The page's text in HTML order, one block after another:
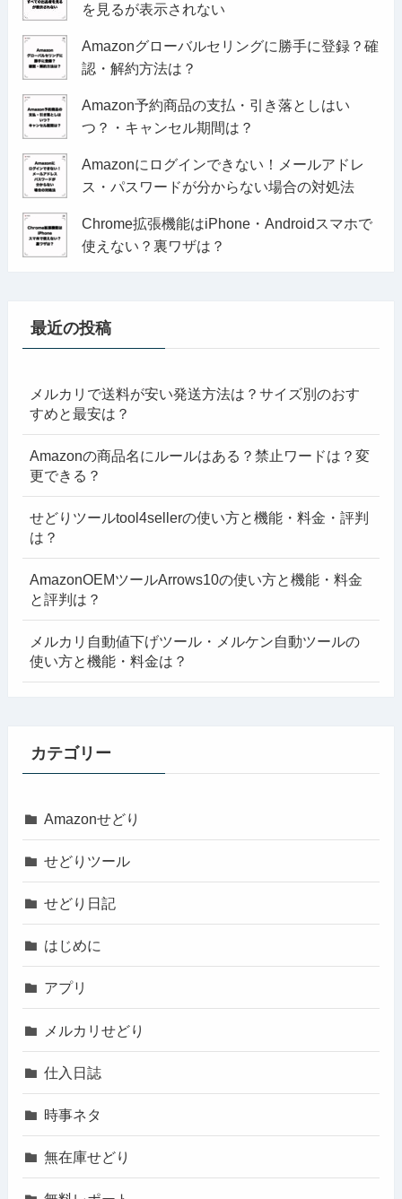
を見るが表示されない
Amazonグローバルセリングに勝手に登録？確
認・解約方法は？
Amazon予約商品の支払・引き落としはい
つ？・キャンセル期間は？
Amazonにログインできない！メールアドレ
ス・パスワードが分からない場合の対処法
Chrome拡張機能はiPhone・Androidスマホで
使えない？裏ワザは？
最近の投稿
メルカリで送料が安い発送方法は？サイズ別のおす
すめと最安は？
Amazonの商品名にルールはある？禁止ワードは？変
更できる？
せどりツールtool4sellerの使い方と機能・料金・評判
は？
AmazonOEMツールArrows10の使い方と機能・料金
と評判は？
メルカリ自動値下げツール・メルケン自動ツールの
使い方と機能・料金は？
カテゴリー
Amazonせどり
せどりツール
せどり日記
はじめに
アプリ
メルカリせどり
仕入日誌
時事ネタ
無在庫せどり